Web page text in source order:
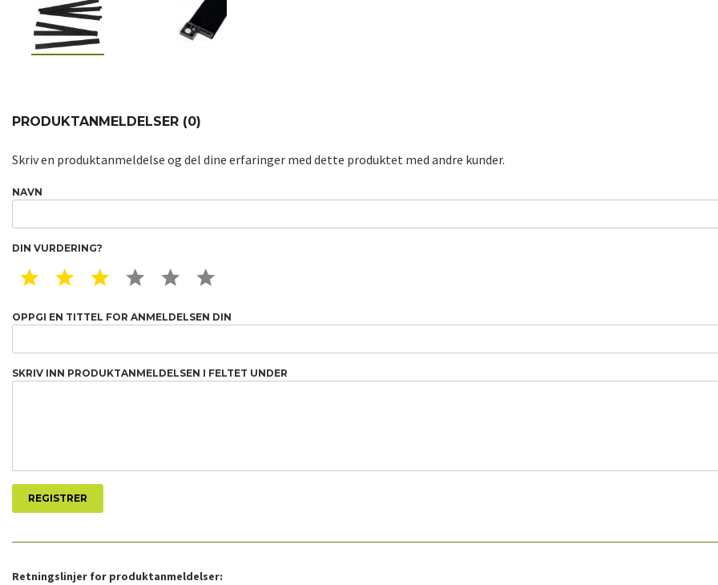
PRODUKTANMELDELSER (0)
Skriv en produktanmeldelse og del dine erfaringer med dette produktet med andre kunder.
NAVN
DIN VURDERING?
1 STAR2 STAR3 STAR4 STAR5 STAR
OPPGI EN TITTEL FOR ANMELDELSEN DIN
SKRIV INN PRODUKTANMELDELSEN I FELTET UNDER
Retningslinjer for produktanmeldelser: